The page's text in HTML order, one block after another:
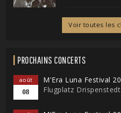
Voir toutes les
PROCHAINS CONCERTS
août
08
M'Era Luna Festival
Flugplatz